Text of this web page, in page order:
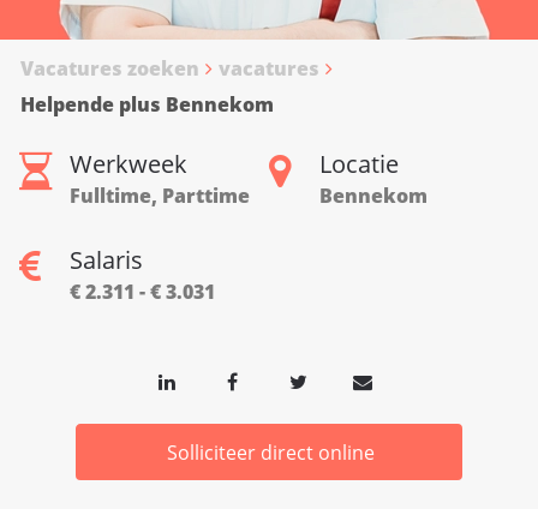
Vacatures zoeken
vacatures
Helpende plus Bennekom
Werkweek
Fulltime, Parttime
Locatie
Bennekom
Salaris
€ 2.311 - € 3.031
Solliciteer direct online